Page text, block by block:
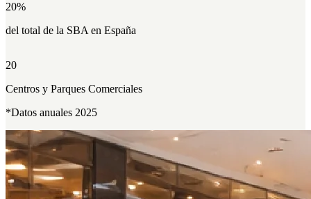
20%
del total de la SBA en España
20
Centros y Parques Comerciales
*Datos anuales 2025